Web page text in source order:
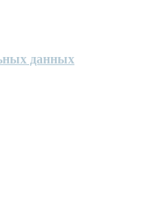
данных